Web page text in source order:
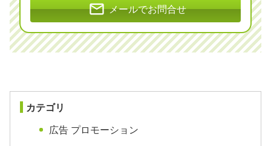
mail メールでお問合せ
カテゴリ
広告 プロモーション